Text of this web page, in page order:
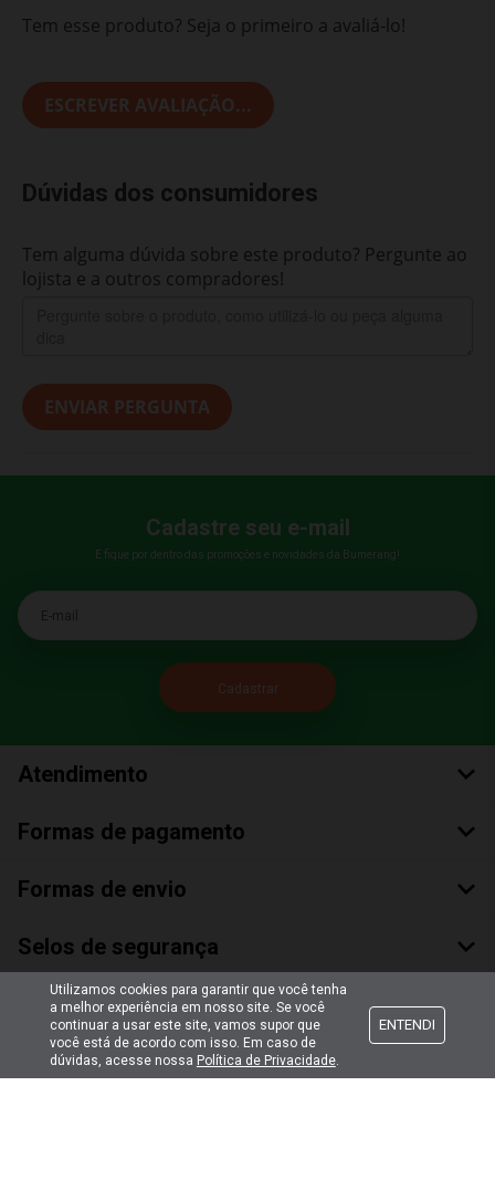
Tem esse produto? Seja o primeiro a avaliá-lo!
ESCREVER AVALIAÇÃO...
Dúvidas dos consumidores
Tem alguma dúvida sobre este produto? Pergunte ao
lojista e a outros compradores!
ENVIAR PERGUNTA
Cadastre seu e-mail
E fique por dentro das promoções e novidades da Bumerang!
E-mail
Atendimento
Formas de pagamento
Formas de envio
Selos de segurança
Utilizamos cookies para garantir que você tenha
a melhor experiência em nosso site. Se você
continuar a usar este site, vamos supor que
você está de acordo com isso. Em caso de
dúvidas, acesse nossa Política de Privacidade.
ENTENDI